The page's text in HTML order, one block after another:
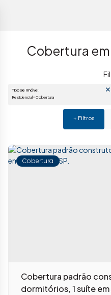
Cobertura
Tipo de Imóvel:
Cobertura
Cobertura padrão
dormitórios, 1 suíte